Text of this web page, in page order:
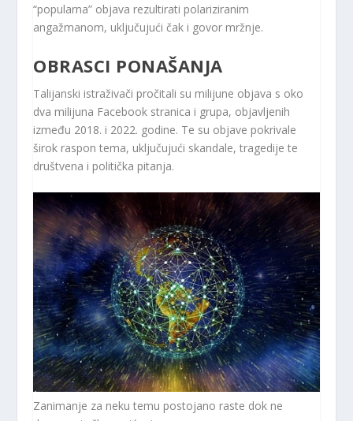
“popularna” objava rezultirati polariziranim
angažmanom, uključujući čak i govor mržnje.
OBRASCI PONAŠANJA
Talijanski istraživači pročitali su milijune objava s oko
dva milijuna Facebook stranica i grupa, objavljenih
između 2018. i 2022. godine. Te su objave pokrivale
širok raspon tema, uključujući skandale, tragedije te
društvena i politička pitanja.
Zanimanje za neku temu postojano raste dok ne